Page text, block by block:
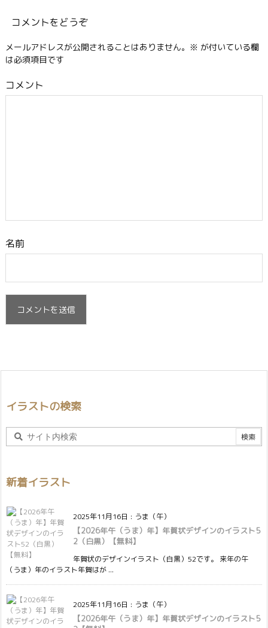
コメントをどうぞ
メールアドレスが公開されることはありません。 ※ が付いている欄
は必須項目です
コメント
名前
イラストの検索
新着イラスト
2025年11月16日 : うま（午）
【2026年午（うま）年】年賀状デザインのイラスト5
2（白黒）【無料】
年賀状のデザインイラスト（白黒）52です。 来年の午
（うま）年のイラスト年賀はが ...
2025年11月16日 : うま（午）
【2026年午（うま）年】年賀状デザインのイラスト5